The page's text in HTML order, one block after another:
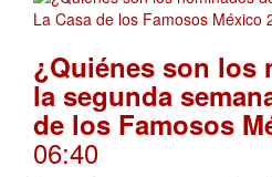
¿Quiénes son los
la segunda
de los Famosos
06:40